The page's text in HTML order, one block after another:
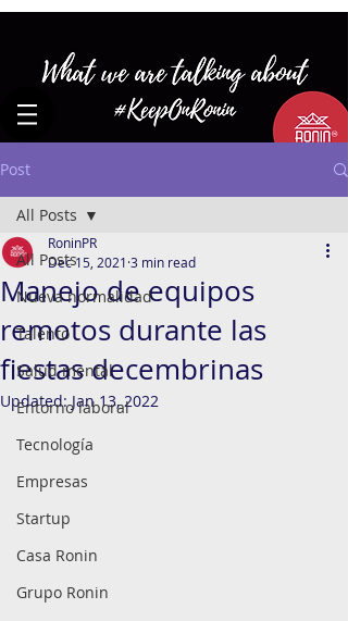
Post
All Posts
Nueva normalidad
Talento
Salud mental
Entorno laboral
Tecnología
Empresas
Startup
Casa Ronin
Grupo Ronin
All Posts
Manejo de equipos
remotos durante las
fiestas decembrinas
RoninPR
Dec 15, 2021 3 min read
Updated:Jan 13, 2022